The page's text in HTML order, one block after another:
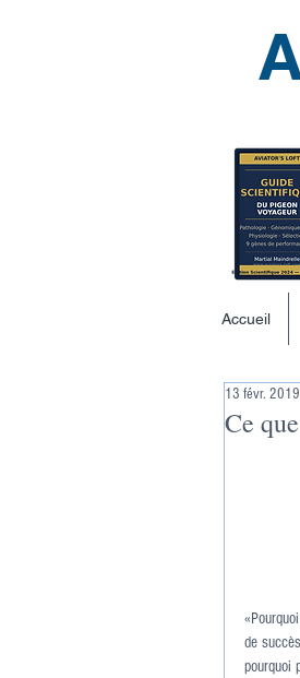
Accueil
Ce
13 févr. 2019
de
pourquoi